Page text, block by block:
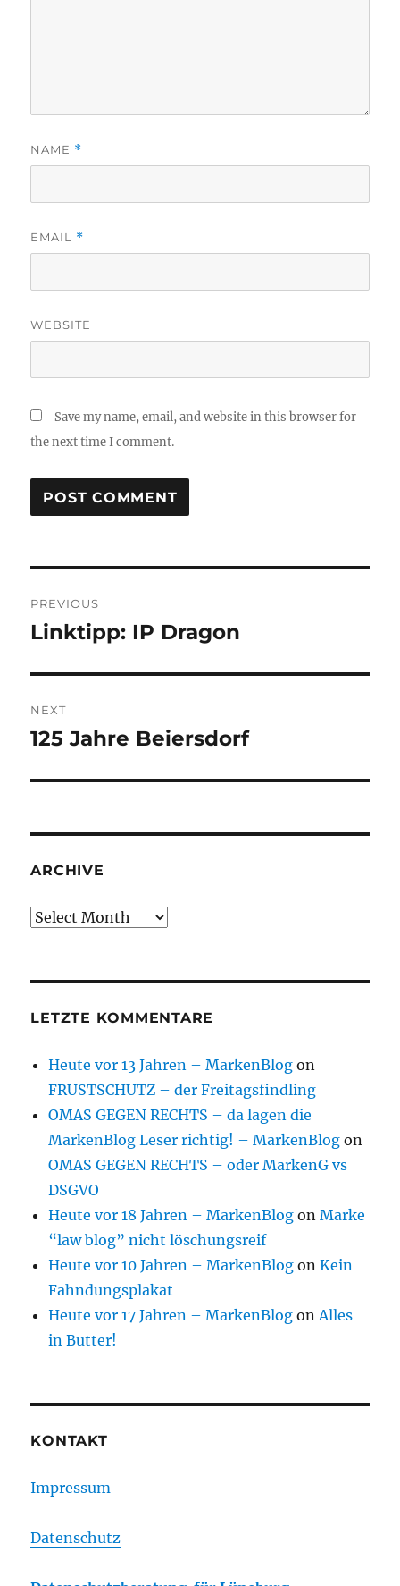
NAME *
EMAIL *
WEBSITE
Save my name, email, and website in this browser for
the next time I comment.
navigation
PREVIOUS
Previous
Linktipp: IP Dragon
NEXT
Next
125 Jahre Beiersdorf
ARCHIVE
Archive
LETZTE KOMMENTARE
Heute vor 13 Jahren – MarkenBlog on
FRUSTSCHUTZ – der Freitagsfindling
OMAS GEGEN RECHTS – da lagen die
MarkenBlog Leser richtig! – MarkenBlog on
OMAS GEGEN RECHTS – oder MarkenG vs
DSGVO
Heute vor 18 Jahren – MarkenBlog onMarke
“law blog” nicht löschungsreif
Heute vor 10 Jahren – MarkenBlog onKein
Fahndungsplakat
Heute vor 17 Jahren – MarkenBlog onAlles
in Butter!
KONTAKT
Impressum
Datenschutz